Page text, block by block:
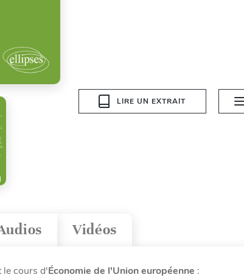
LIRE UN EXTRAIT
Vidéos
le cours d'Économie de l'Union européenne :